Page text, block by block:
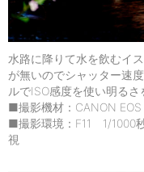
水路に降りて水を飲むイ
が無いのでシャッター速
ルでISO感度を使い明るさ
■撮影機材：CANON EOS
■撮影環境：F11 1/
視